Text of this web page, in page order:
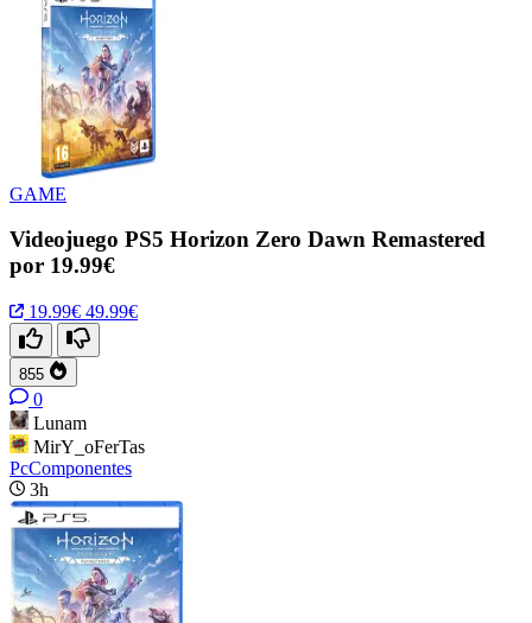
GAME
Videojuego PS5 Horizon Zero Dawn Remastered
por 19.99€
19.99€ 49.99€
855
0
Lunam
MirY_oFerTas
PcComponentes
3h